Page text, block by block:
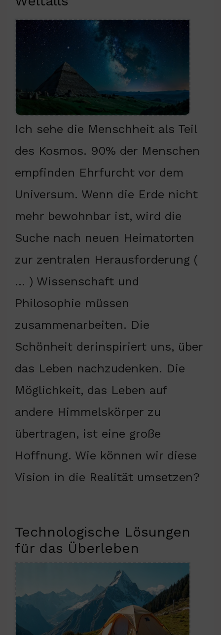
Ich sehe die Menschheit als Teil
des Kosmos. 90% der Menschen
empfinden Ehrfurcht vor dem
Universum. Wenn die Erde nicht
mehr bewohnbar ist, wird die
Suche nach neuen Heimatorten
zur zentralen Herausforderung (
… ) Wissenschaft und
Philosophie müssen
zusammenarbeiten. Die
Schönheit derinspiriert uns, über
das Leben nachzudenken. Die
Möglichkeit, das Leben auf
andere Himmelskörper zu
übertragen, ist eine große
Hoffnung. Wie können wir diese
Vision in die Realität umsetzen?
Technologische Lösungen
für das Überleben